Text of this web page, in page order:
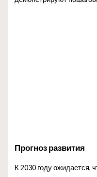
Прогноз развития
К 2030 году ожидается,